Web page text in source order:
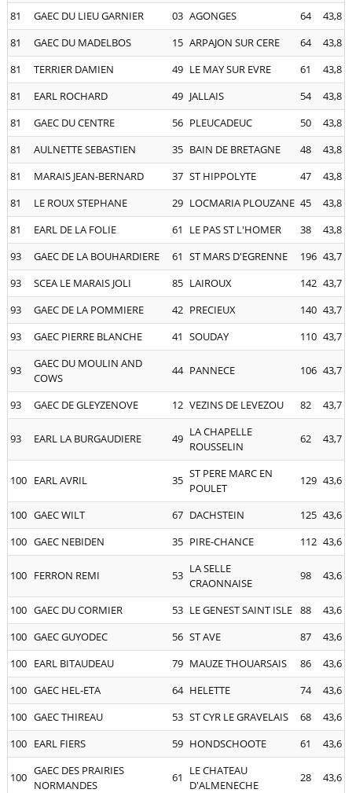
81 GAEC DU LIEU GARNIER 03 AGONGES 64
43,8
81
GAEC DU MADELBOS 15 ARPAJON SUR CERE 64
43,8
81
TERRIER DAMIEN 49 LE MAY SUR EVRE 61
43,8
81
EARL ROCHARD 49 JALLAIS 54
43,8
81
GAEC DU CENTRE 56 PLEUCADEUC 50
43,8
81
AULNETTE SEBASTIEN 35 BAIN DE BRETAGNE 48
43,8
81
MARAIS JEAN-BERNARD 37 ST HIPPOLYTE 47
43,8
81
LE ROUX STEPHANE 29 LOCMARIA PLOUZANE 45
43,8
81
EARL DE LA FOLIE 61 LE PAS ST L'HOMER 38
43,8
93
GAEC DE LA BOUHARDIERE 61 ST MARS D'EGRENNE 196 43,7
93
SCEA LE MARAIS JOLI 85 LAIROUX 142 43,7
93
GAEC DE LA POMMIERE 42 PRECIEUX 140 43,7
93
GAEC PIERRE BLANCHE 41 SOUDAY 110 43,7
93
GAEC DU MOULIN AND
COWS
44 PANNECE 106 43,7
93 GAEC DE GLEYZENOVE 12 VEZINS DE LEVEZOU 82 43,7
93 EARL LA BURGAUDIERE 49 LA CHAPELLE
ROUSSELIN
62 43,7
100 EARL AVRIL 35 ST PERE MARC EN
POULET
129 43,6
100 GAEC WILT 67 DACHSTEIN 125 43,6
100 GAEC NEBIDEN 35 PIRE-CHANCE 112 43,6
100 FERRON REMI 53 LA SELLE
CRAONNAISE
98 43,6
100 GAEC DU CORMIER 53 LE GENEST SAINT ISLE 88
43,6
100 GAEC GUYODEC 56 ST AVE 87
43,6
100 EARL BITAUDEAU 79 MAUZE THOUARSAIS 86
43,6
100 GAEC HEL-ETA 64 HELETTE 74
43,6
100 GAEC THIREAU 53 ST CYR LE GRAVELAIS 68
43,6
100 EARL FIERS 59 HONDSCHOOTE 61 43,6
100 GAEC DES PRAIRIES
NORMANDES
61
LE CHATEAU
D'ALMENECHE
28 43,6